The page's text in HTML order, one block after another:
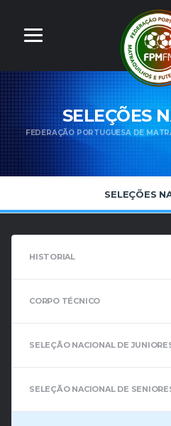
SELEÇÕES
FEDERAÇÃO PORTUGUESA DE
SELEÇÕES
HISTORIAL
CORPO TÉCNICO
SELEÇÃO NACIONAL DE
SELEÇÃO NACIONAL DE